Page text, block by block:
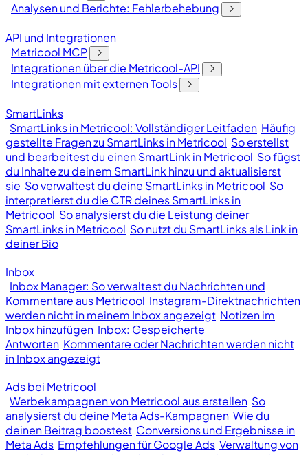
Analysen und Berichte: Fehlerbehebung
API und Integrationen
Metricool MCP
Integrationen über die Metricool-API
Integrationen mit externen Tools
SmartLinks
SmartLinks in Metricool: Vollständiger Leitfaden Häufig
gestellte Fragen zu SmartLinks in Metricool So erstellst
und bearbeitest du einen SmartLink in Metricool So fügst
du Inhalte zu deinem SmartLink hinzu und aktualisierst
sie So verwaltest du deine SmartLinks in Metricool So
interpretierst du die CTR deines SmartLinks in
Metricool So analysierst du die Leistung deiner
SmartLinks in Metricool So nutzt du SmartLinks als Link in
deiner Bio
Inbox
Inbox Manager: So verwaltest du Nachrichten und
Kommentare aus Metricool Instagram-Direktnachrichten
werden nicht in meinem Inbox angezeigt Notizen im
Inbox hinzufügen Inbox: Gespeicherte
Antworten Kommentare oder Nachrichten werden nicht
in Inbox angezeigt
Ads bei Metricool
Werbekampagnen von Metricool aus erstellen So
analysierst du deine Meta Ads-Kampagnen Wie du
deinen Beitrag boostest Conversions und Ergebnisse in
Meta Ads Empfehlungen für Google Ads Verwaltung von